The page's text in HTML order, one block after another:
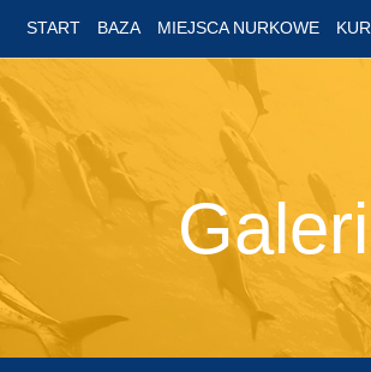
START BAZA MIEJSCA NURKOWE